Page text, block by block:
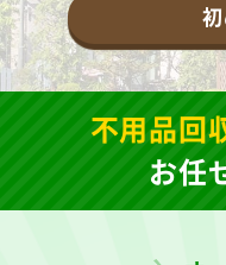
不用品回
お任